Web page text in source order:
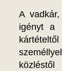
A
igényt a